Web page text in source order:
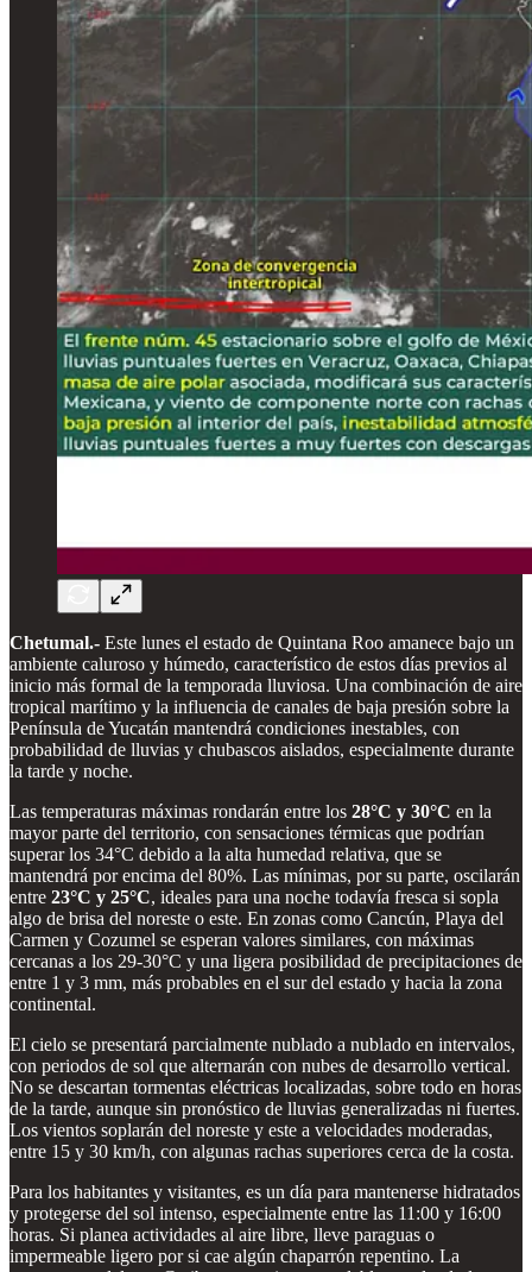
Chetumal.- Este lunes el estado de Quintana Roo amanece bajo un
ambiente caluroso y húmedo, característico de estos días previos al
inicio más formal de la temporada lluviosa. Una combinación de aire
tropical marítimo y la influencia de canales de baja presión sobre la
Península de Yucatán mantendrá condiciones inestables, con
probabilidad de lluvias y chubascos aislados, especialmente durante
la tarde y noche.
Las temperaturas máximas rondarán entre los 28°C y 30°C en la
mayor parte del territorio, con sensaciones térmicas que podrían
superar los 34°C debido a la alta humedad relativa, que se
mantendrá por encima del 80%. Las mínimas, por su parte, oscilarán
entre 23°C y 25°C, ideales para una noche todavía fresca si sopla
algo de brisa del noreste o este. En zonas como Cancún, Playa del
Carmen y Cozumel se esperan valores similares, con máximas
cercanas a los 29-30°C y una ligera posibilidad de precipitaciones de
entre 1 y 3 mm, más probables en el sur del estado y hacia la zona
continental.
El cielo se presentará parcialmente nublado a nublado en intervalos,
con periodos de sol que alternarán con nubes de desarrollo vertical.
No se descartan tormentas eléctricas localizadas, sobre todo en horas
de la tarde, aunque sin pronóstico de lluvias generalizadas ni fuertes.
Los vientos soplarán del noreste y este a velocidades moderadas,
entre 15 y 30 km/h, con algunas rachas superiores cerca de la costa.
Para los habitantes y visitantes, es un día para mantenerse hidratados
y protegerse del sol intenso, especialmente entre las 11:00 y 16:00
horas. Si planea actividades al aire libre, lleve paraguas o
impermeable ligero por si cae algún chaparrón repentino. La